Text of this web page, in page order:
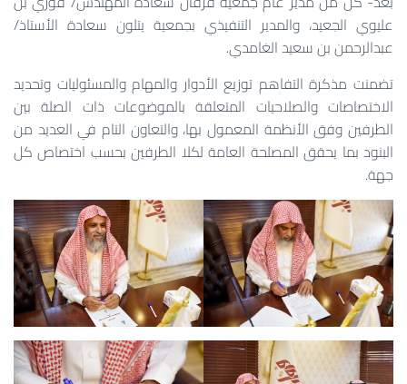
عليوي الجعيد، والمدير التنفيذي بجمعية يتلون سعادة الأستاذ/
عبدالرحمن بن سعيد الغامدي.
تضمنت مذكرة التفاهم توزيع الأدوار والمهام والمسئوليات وتحديد
الاختصاصات والصلاحيات المتعلقة بالموضوعات ذات الصلة بين
الطرفين وفق الأنظمة المعمول بها، والتعاون التام في العديد من
البنود بما يحقق المصلحة العامة لكلا الطرفين بحسب اختصاص كل
جهة.